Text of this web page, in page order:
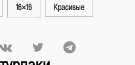
16×16 Красивые